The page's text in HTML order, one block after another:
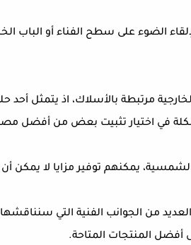
الضوء على سطح الفناء أو الباب
مرتبطة بالأسلاك، اذ يتمثل أحد
في اختيار تثبيت بعض من أفضل
يمكنهم توفير مزايا لا يمكن أن
من الجوانب الفنية التي
أفضل المنتجات المتاحة.